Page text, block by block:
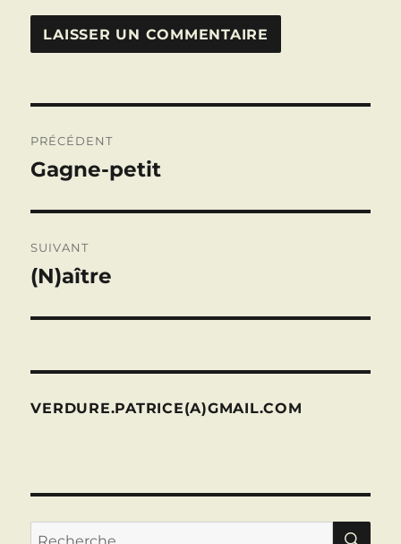
de
PRÉCÉDENT
Publication
Gagne-petit
SUIVANT
Publication
(N)aître
VERDURE.PATRICE(A)GMAIL.COM
Recherche